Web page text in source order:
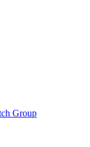
Group